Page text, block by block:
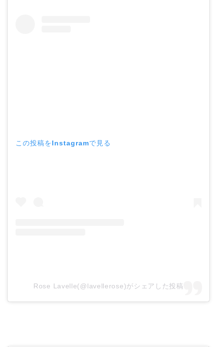
この投稿をInstagramで見る
Rose Lavelle(@lavellerose)がシェアした投稿